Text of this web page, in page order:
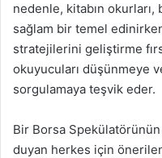
nedenle, kitabın
sağlam bir temel
stratejilerini geliştirme
okuyucuları düşünmeye
sorgulamaya teşvik eder.
Bir Borsa Spekülatörünün
duyan herkes için